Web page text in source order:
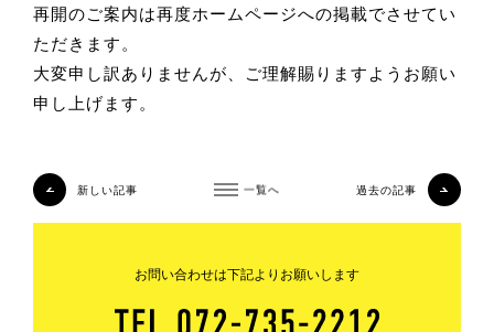
再開のご案内は再度ホームページへの掲載でさせてい
ただきます。
大変申し訳ありませんが、ご理解賜りますようお願い
申し上げます。
一覧へ
新しい記事 過去の記事
お問い合わせは下記よりお願いします